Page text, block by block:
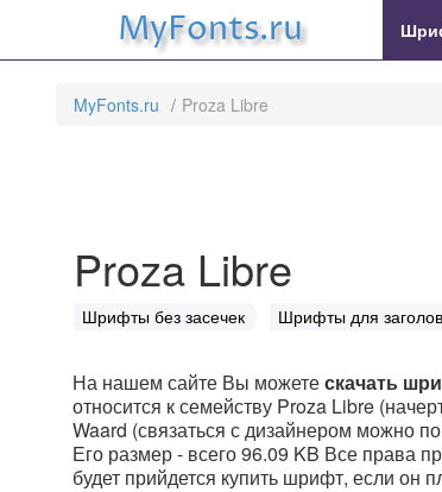
MyFonts.ru
MyFonts.ru Proza Libre
Proza Libre
Шрифты без засечек Шрифты для
На нашем сайте Вы можетескачать
относится к семейству Proza Libre
Waard (связаться с дизайнером можно
Его размер - всего 96.09 KB Все права
будет прийдется купить шрифт, если он